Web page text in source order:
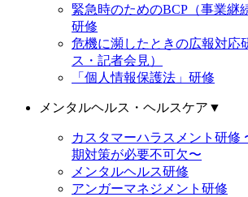
緊急時のためのBCP（事業継
研修
危機に瀕したときの広報対応
ス・記者会見）
「個人情報保護法」研修
メンタルヘルス・ヘルスケア ▼
カスタマーハラスメント研修
期対策が必要不可欠〜
メンタルヘルス研修
アンガーマネジメント研修